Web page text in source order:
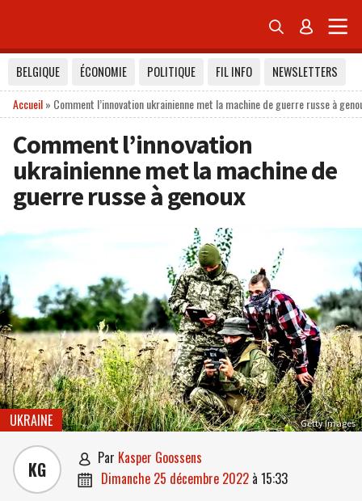
 
BELGIQUE ÉCONOMIE POLITIQUE FIL INFO
NEWSLETTERS
Accueil» Comment l’innovation ukrainienne met la machine de guerre russe à
Comment l’innovation
ukrainienne met la machine de
guerre russe à genoux
Getty Images
UKRAINE
KG  par Kasper Goossens
 dimanche 25 décembre 2022 à 15:33